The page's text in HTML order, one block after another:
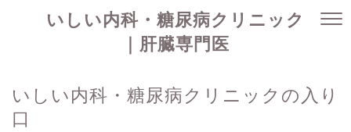
いしい内科・糖尿病クリニック
｜肝臓専門医
いしい内科・糖尿病クリニックの入り
口